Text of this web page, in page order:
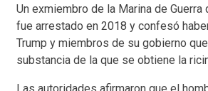
Un exmiembro de la Marina de
fue arrestado en 2018 y confesó
Trump y miembros de su gobierno
substancia de la que se obtiene la